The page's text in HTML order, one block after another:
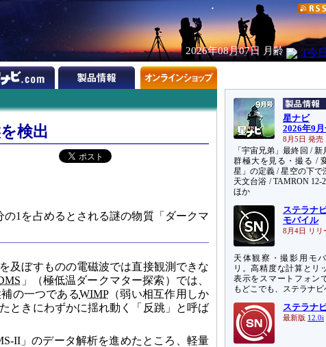
2026年08月07日 月齢
検出
1を占めるとされる謎の物質「ダークマ
及ぼすものの電磁波では直接観測できな
」（極低温ダークマター探索）では、
の一つであるWIMP（弱い相互作用しか
ときにわずかに揺れ動く「反跳」と呼ば
II」のデータ解析を進めたところ、軽量
星ナビ
2026年9
8月5日 発売
「宇宙兄弟」最終回 / 新
群極大を見る・撮る /
星」の定義 / 星空の下で
天文台浴 / TAMRON 12-
ほか
ステラナ
モバイル
8月4日 リリ
天体観察・撮影用モ
リ。高精度な計算とリ
表示をスマートフォン
もどこでも、ステラナビ
ステラナ
最新版 12.0i